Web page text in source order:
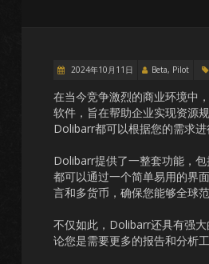
2024年10月11日 Beta, Pilot
在当今竞争激烈的商业环境中
软件，旨在帮助企业实现资源
Dolibarr都可以根据您的需求进
Dolibarr提供了一整套功能，
都可以通过一个简单易用的界
言和多货币，确保您能够全球
不仅如此，Dolibarr还具有强
论您是需要更多的报告和分析